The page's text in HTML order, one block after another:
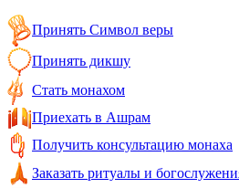
Принять Символ веры
Принять дикшу
Стать монахом
Приехать в Ашрам
Получить консультацию монаха
Заказать ритуалы и